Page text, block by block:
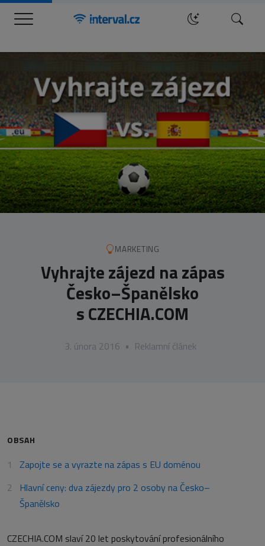
Menu Hledat
MARKETING
Vyhrajte zájezd na zápas
Česko–Španělsko
s CZECHIA.COM
3. února 2016 • Reklamní článek
OBSAH
Zapojte se a vyrazte na zápas s EU doménou
Hlavní ceny: dva zájezdy pro 2 osoby na Česko–
Španělsko
CZECHIA.COM slaví 20 let poskytování profesionálního